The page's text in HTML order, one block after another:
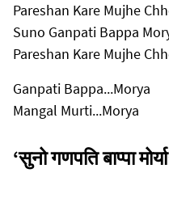
Pareshan Kare Mujhe
Suno Ganpati Bappa
Pareshan Kare Mujhe
Ganpati Bappa...Morya
Mangal Murti...Morya
‘सुनो गणपति बाप्पा